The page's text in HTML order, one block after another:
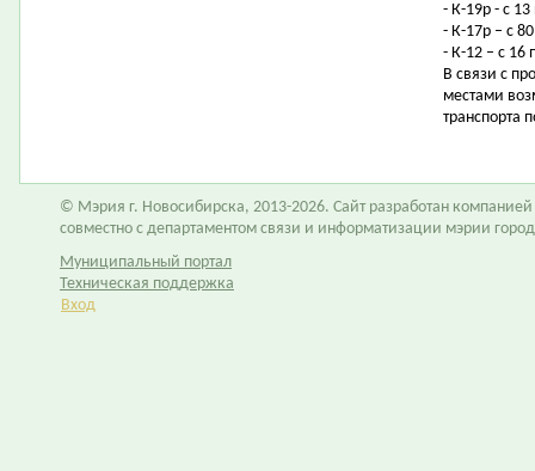
- К-19р - с
- К-17р – с
- К-12 – с 16
В связи с
местами
транспорта
© Мэрия г. Новосибирска, 2013-2026. Сайт разработан компанией
совместно с департаментом связи и информатизации мэрии
Муниципальный портал
Техническая поддержка
Вход